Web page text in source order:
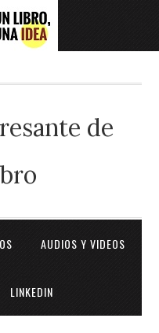
de
AUDIOS Y VIDEOS
LINKEDIN